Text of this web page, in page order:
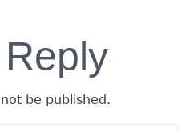
be published.